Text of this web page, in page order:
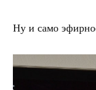
Ну и само